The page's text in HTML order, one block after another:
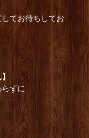
てお待ちしてお
ずに